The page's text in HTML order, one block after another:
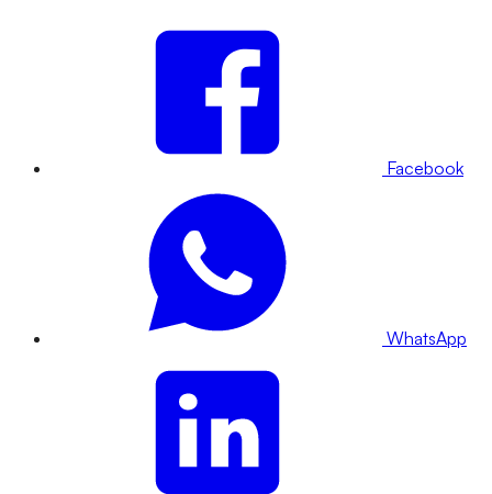
Facebook
WhatsApp